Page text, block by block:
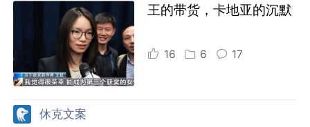
王的带货，卡地亚的沉默
16 6 17
休克文案